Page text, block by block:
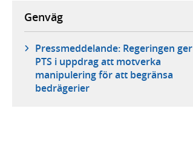
Genväg
Pressmeddelande: Regeringen ger
PTS i uppdrag att motverka
manipulering för att begränsa
bedrägerier